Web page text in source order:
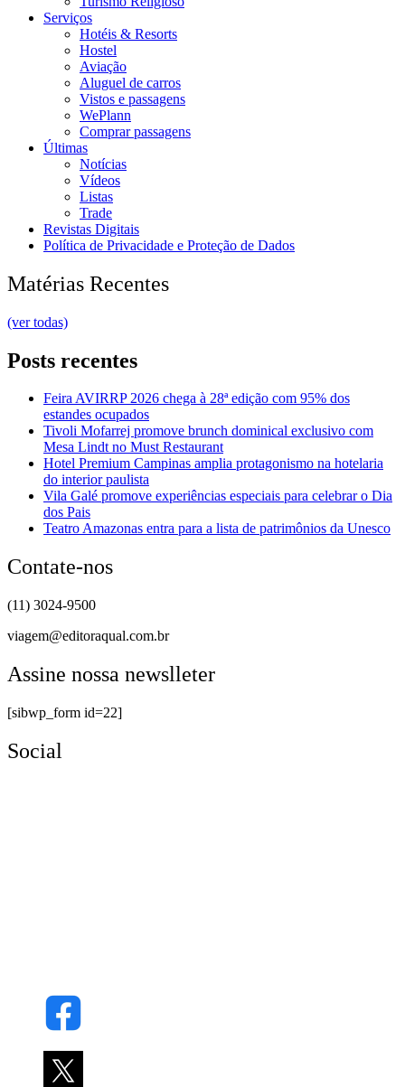
Serviços
Hotéis & Resorts
Hostel
Aviação
Aluguel de carros
Vistos e passagens
WePlann
Comprar passagens
Últimas
Notícias
Vídeos
Listas
Trade
Revistas Digitais
Política de Privacidade e Proteção de Dados
Matérias Recentes
(ver todas)
Posts recentes
Feira AVIRRP 2026 chega à 28ª edição com 95% dos
estandes ocupados
Tivoli Mofarrej promove brunch dominical exclusivo com
Mesa Lindt no Must Restaurant
Hotel Premium Campinas amplia protagonismo na hotelaria
do interior paulista
Vila Galé promove experiências especiais para celebrar o Dia
dos Pais
Teatro Amazonas entra para a lista de patrimônios da Unesco
Contate-nos
(11) 3024-9500
viagem@editoraqual.com.br
Assine nossa newslleter
[sibwp_form id=22]
Social